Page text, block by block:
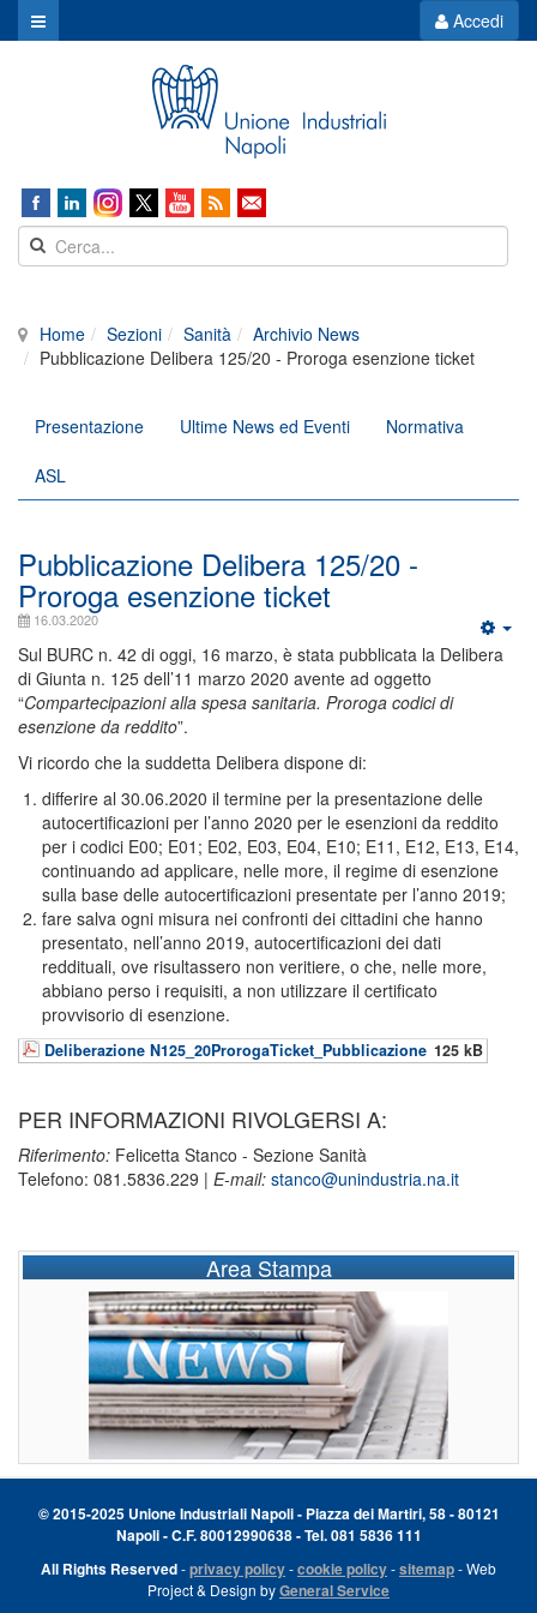
Accedi
Home Sezioni Sanità
Archivio News
Pubblicazione Delibera 125/20 - Proroga esenzione ticket
Presentazione Ultime News ed Eventi Normativa
ASL
Pubblicazione Delibera 125/20 -
Proroga esenzione ticket
16.03.2020
Sul BURC n. 42 di oggi, 16 marzo, è stata pubblicata la Delibera
di Giunta n. 125 dell’11 marzo 2020 avente ad oggetto
“Compartecipazioni alla spesa sanitaria. Proroga codici di
esenzione da reddito”.
Vi ricordo che la suddetta Delibera dispone di:
differire al 30.06.2020 il termine per la presentazione delle
autocertificazioni per l’anno 2020 per le esenzioni da reddito
per i codici E00; E01; E02, E03, E04, E10; E11, E12, E13, E14,
continuando ad applicare, nelle more, il regime di esenzione
sulla base delle autocertificazioni presentate per l’anno 2019;
fare salva ogni misura nei confronti dei cittadini che hanno
presentato, nell’anno 2019, autocertificazioni dei dati
reddituali, ove risultassero non veritiere, o che, nelle more,
abbiano perso i requisiti, a non utilizzare il certificato
provvisorio di esenzione.
Deliberazione N125_20ProrogaTicket_Pubblicazione 125 kB
PER INFORMAZIONI RIVOLGERSI A:
Riferimento: Felicetta Stanco - Sezione Sanità
Telefono: 081.5836.229 | E-mail: stanco@unindustria.na.it
Area Stampa
© 2015-2025 Unione Industriali Napoli - Piazza dei Martiri, 58 - 80121
Napoli - C.F. 80012990638 - Tel. 081 5836 111
All Rights Reserved-privacy policy-cookie policy-sitemap- Web
Project & Design byGeneral Service